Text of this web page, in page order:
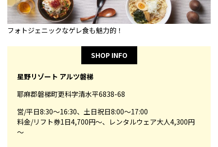
フォトジェニックなゲレ食も魅力的！
SHOP INFO
星野リゾート アルツ磐梯
耶麻郡磐梯町更科字清水平6838-68
営/平日8:30～16:30、土日祝日8:00～17:00
料金/リフト券1日4,700円～、レンタルウェア大人4,300円
～